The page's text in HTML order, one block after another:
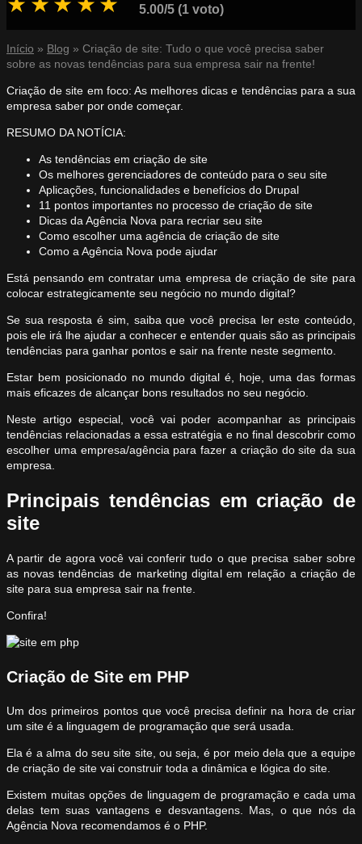
5.00/5 (1 voto)
Início » Blog » Criação de site: Tudo o que você precisa saber
sobre as novas tendências para sua empresa sair na frente!
Criação de site em foco: As melhores dicas e tendências para a sua
empresa saber por onde começar.
RESUMO DA NOTÍCIA:
As tendências em criação de site
Os melhores gerenciadores de conteúdo para o seu site
Aplicações, funcionalidades e benefícios do Drupal
11 pontos importantes no processo de criação de site
Dicas da Agência Nova para recriar seu site
Como escolher uma agência de criação de site
Como a Agência Nova pode ajudar
Está pensando em contratar uma empresa de criação de site para
colocar estrategicamente seu negócio no mundo digital?
Se sua resposta é sim, saiba que você precisa ler este conteúdo,
pois ele irá lhe ajudar a conhecer e entender quais são as principais
tendências para ganhar pontos e sair na frente neste segmento.
Estar bem posicionado no mundo digital é, hoje, uma das formas
mais eficazes de alcançar bons resultados no seu negócio.
Neste artigo especial, você vai poder acompanhar as principais
tendências relacionadas a essa estratégia e no final descobrir como
escolher uma empresa/agência para fazer a criação do site da sua
empresa.
Principais tendências em criação de
site
A partir de agora você vai conferir tudo o que precisa saber sobre
as novas tendências de marketing digital em relação a criação de
site para sua empresa sair na frente.
Confira!
Criação de Site em PHP
Um dos primeiros pontos que você precisa definir na hora de criar
um site é a linguagem de programação que será usada.
Ela é a alma do seu site site, ou seja, é por meio dela que a equipe
de criação de site vai construir toda a dinâmica e lógica do site.
Existem muitas opções de linguagem de programação e cada uma
delas tem suas vantagens e desvantagens. Mas, o que nós da
Agência Nova recomendamos é o PHP.